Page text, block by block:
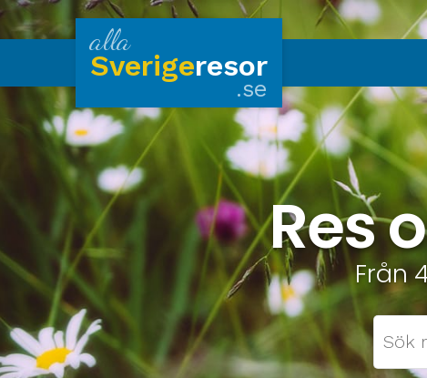
alla
Sverigeresor
.se
Res
Från